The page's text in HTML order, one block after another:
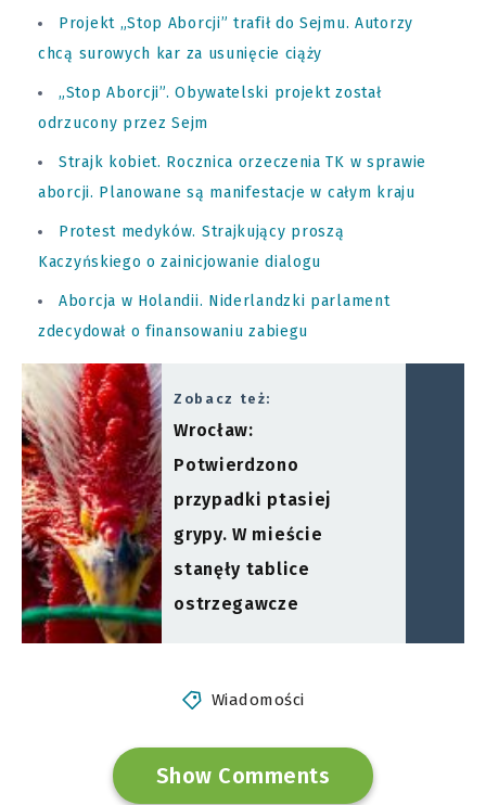
Projekt „Stop Aborcji” trafił do Sejmu. Autorzy
chcą surowych kar za usunięcie ciąży
„Stop Aborcji”. Obywatelski projekt został
odrzucony przez Sejm
Strajk kobiet. Rocznica orzeczenia TK w sprawie
aborcji. Planowane są manifestacje w całym kraju
Protest medyków. Strajkujący proszą
Kaczyńskiego o zainicjowanie dialogu
Aborcja w Holandii. Niderlandzki parlament
zdecydował o finansowaniu zabiegu
Zobacz też:
Wrocław:
Potwierdzono
przypadki ptasiej
grypy. W mieście
stanęły tablice
ostrzegawcze
Wiadomości
Show Comments